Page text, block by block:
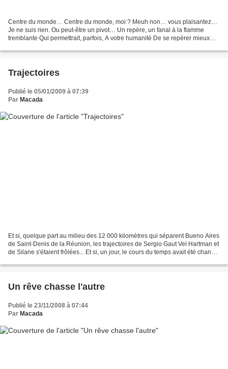
Centre du monde… Centre du monde, moi ? Meuh non… vous plaisantez…
Je ne suis rien. Ou peut-être un pivot… Un repère, un fanal à la flamme
tremblante Qui permettrait, parfois, A votre humanité De se repérer mieux…
Trajectoires
Publié le 05/01/2009 à 07:39
Par Macada
Et si, quelque part au milieu des 12 000 kilomètres qui séparent Bueno Aires
de Saint-Denis de la Réunion, les trajectoires de Sergio Gaut Vel Hartman et
de Silane s'étaient frôlées... Et si, un jour, le cours du temps avait été changé
Un rêve chasse l'autre
Publié le 23/11/2008 à 07:44
Par Macada